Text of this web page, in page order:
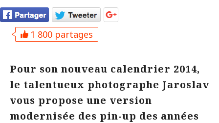
1 800 partages
Pour son nouveau calendrier 2014,
le talentueux photographe Jaroslav
vous propose une version
modernisée des pin-up des années